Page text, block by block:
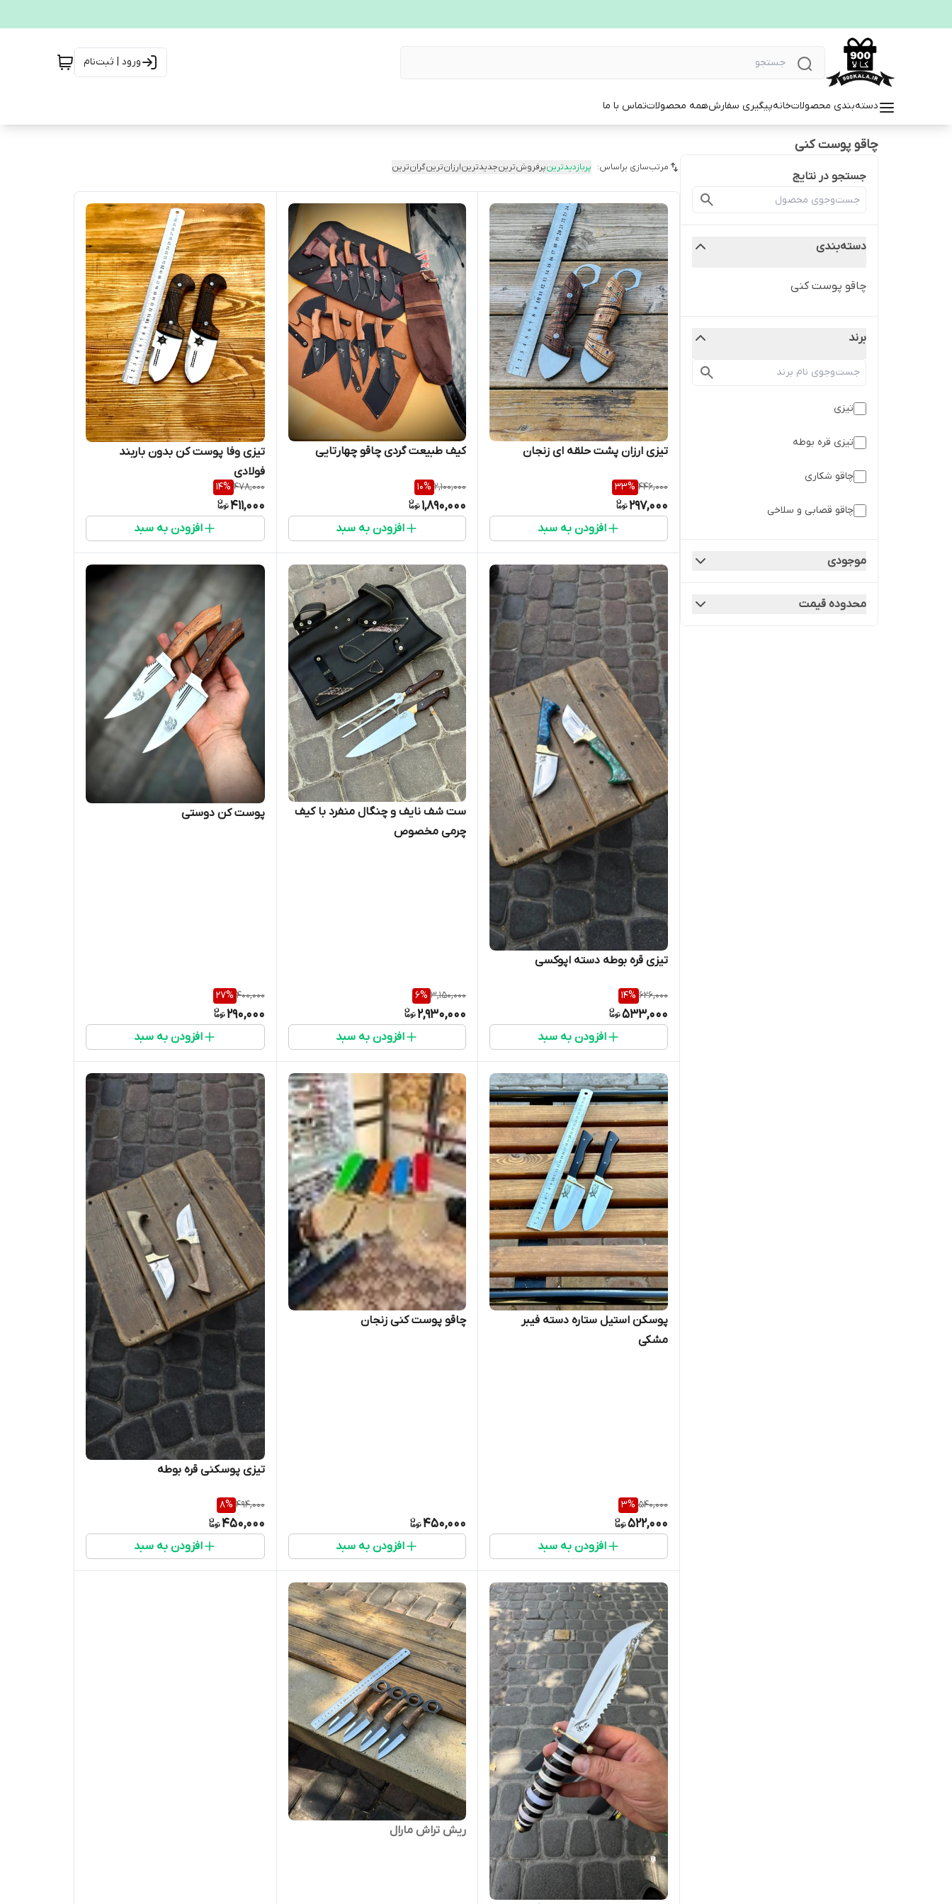
ورود | ثبت‌نام
دسته‌بندی محصولاتخانهپیگیری سفارشهمه محصولاتتماس با ما
چاقو پوست کنی
جستجو در نتایج
دسته‌بندی
چاقو پوست کنی
برند
تیزی
تیزی قره بوطه
چاقو شکاری
چاقو قصابی و سلاخی
ست طبیعت گردی
موجودی
محدوده قیمت
مرتب‌سازی براساس: پربازدیدترینپرفروش‌ترینجدیدترینارزان‌ترینگران‌ترین
تیزی ارزان پشت حلقه ای زنجان
446,000
33%
297,000
افزودن به سبد
کیف طبیعت گردی چاقو چهارتایی
2,100,000
10%
1,890,000
افزودن به سبد
تیزی وفا پوست کن بدون باربند
فولادی
478,000
14%
411,000
افزودن به سبد
تیزی قره بوطه دسته اپوکسی
626,000
14%
533,000
افزودن به سبد
ست شف نایف و چنگال منفرد با کیف
چرمی مخصوص
3,150,000
6%
2,930,000
افزودن به سبد
پوست کن دوستی
400,000
27%
290,000
افزودن به سبد
پوسکن استیل ستاره دسته فیبر
مشکی
540,000
3%
522,000
افزودن به سبد
چاقو پوست کنی زنجان
450,000
افزودن به سبد
تیزی پوسکنی قره بوطه
494,000
8%
450,000
افزودن به سبد
ریش تراش مارال